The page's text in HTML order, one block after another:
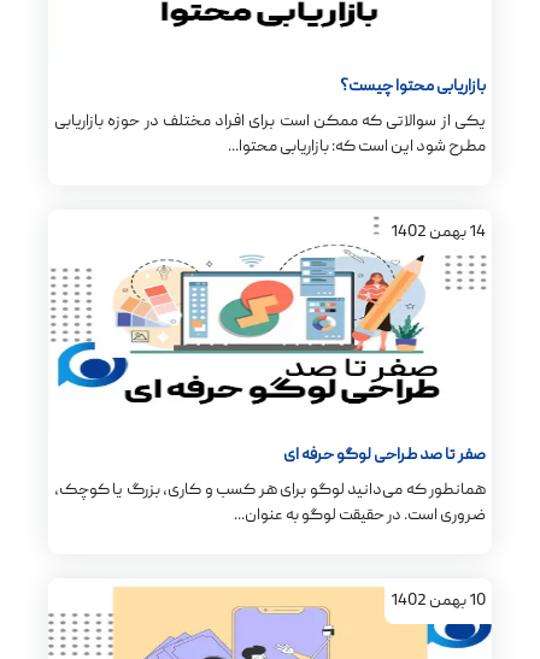
بازاریابی محتوا چیست؟
یکی از سوالاتی که ممکن است برای افراد مختلف در حوزه بازاریابی
مطرح شود این است که: بازاریابی محتوا...
14بهمن 1402
صفر تا صد طراحی لوگو حرفه ‌ای
همانطور که می‌دانید لوگو برای هر کسب و کاری، بزرگ یا کوچک،
ضروری است. در حقیقت لوگو به عنوان...
10بهمن 1402